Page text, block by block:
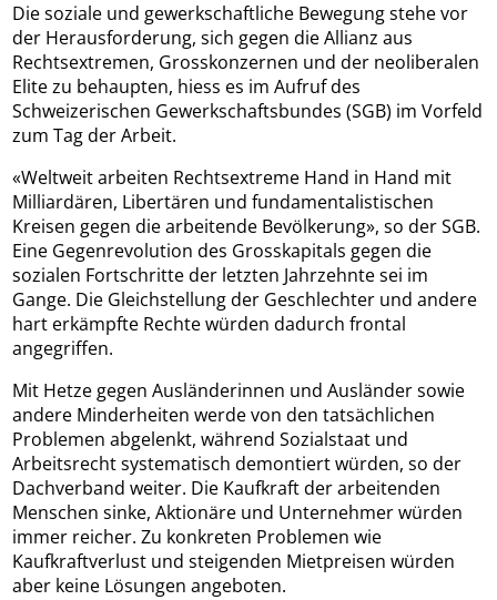
Die soziale und gewerkschaftliche Bewegung stehe vor
der Herausforderung, sich gegen die Allianz aus
Rechtsextremen, Grosskonzernen und der neoliberalen
Elite zu behaupten, hiess es im Aufruf des
Schweizerischen Gewerkschaftsbundes (SGB) im Vorfeld
zum Tag der Arbeit.
«Weltweit arbeiten Rechtsextreme Hand in Hand mit
Milliardären, Libertären und fundamentalistischen
Kreisen gegen die arbeitende Bevölkerung», so der SGB.
Eine Gegenrevolution des Grosskapitals gegen die
sozialen Fortschritte der letzten Jahrzehnte sei im
Gange. Die Gleichstellung der Geschlechter und andere
hart erkämpfte Rechte würden dadurch frontal
angegriffen.
Mit Hetze gegen Ausländerinnen und Ausländer sowie
andere Minderheiten werde von den tatsächlichen
Problemen abgelenkt, während Sozialstaat und
Arbeitsrecht systematisch demontiert würden, so der
Dachverband weiter. Die Kaufkraft der arbeitenden
Menschen sinke, Aktionäre und Unternehmer würden
immer reicher. Zu konkreten Problemen wie
Kaufkraftverlust und steigenden Mietpreisen würden
aber keine Lösungen angeboten.